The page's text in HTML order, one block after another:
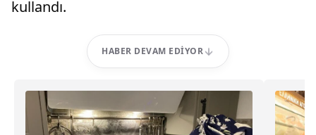
kullandı.
HABER DEVAM EDIYOR